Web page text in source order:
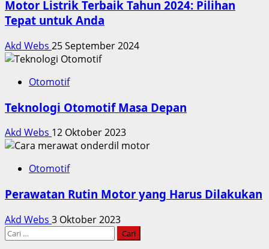
Motor Listrik Terbaik Tahun 2024: Pilihan
Tepat untuk Anda
Akd Webs 25 September 2024
Otomotif
Teknologi Otomotif Masa Depan
Akd Webs 12 Oktober 2023
Otomotif
Perawatan Rutin Motor yang Harus Dilakukan
Akd Webs 3 Oktober 2023
Cari